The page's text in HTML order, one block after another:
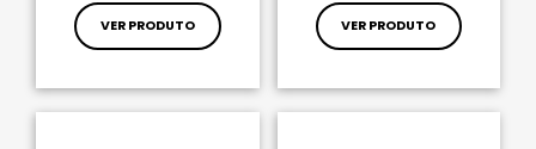
VER PRODUTO VER PRODUTO